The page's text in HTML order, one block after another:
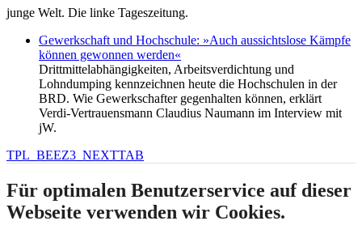
junge Welt. Die linke Tageszeitung.
Gewerkschaft und Hochschule: »Auch aussichtslose Kämpfe
können gewonnen werden«
Drittmittelabhängigkeiten, Arbeitsverdichtung und
Lohndumping kennzeichnen heute die Hochschulen in der
BRD. Wie Gewerkschafter gegenhalten können, erklärt
Verdi-Vertrauensmann Claudius Naumann im Interview mit
jW.
TPL_BEEZ3_NEXTTAB
Für optimalen Benutzerservice auf dieser
Webseite verwenden wir Cookies.